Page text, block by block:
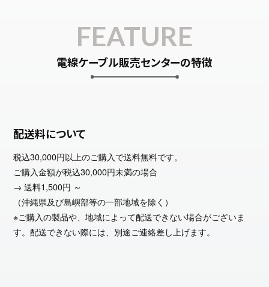
FEATURE
電線ケーブル販売センターの特徴
配送料について
税込30,000円以上のご購入で送料無料です。
ご購入金額が税込30,000円未満の場合
→ 送料1,500円 ～
（沖縄県及び島嶼部等の一部地域を除く）
※ご購入の製品や、地域によって配送できない場合がございま
す。配送できない際には、別途ご連絡差し上げます。